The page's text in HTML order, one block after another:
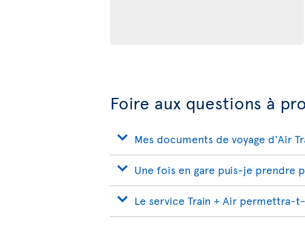
Foire aux questions à
Mes documents de voyage d'Air
Une fois en gare puis-je prendre
Le service Train + Air permettra-